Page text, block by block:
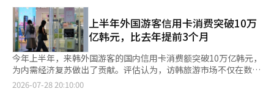
旅游生态系统的核心。作为一个以销售为使命的公共机构并不多
见，因此公社需要超越宣传，拓展为销售机构。” ◆ “不是宣
传，而是销售”……扩大市场以推动基础设施 朴成赫将自己在民
间积累的营销经验应用于公社的工作中。 “在民间，基础设施建
成后不会无条件等待顾客的到来。我在地方走访时，听到最多的一
句话就是‘只有游客来了，交通才会改善，住宿设施才会建
设’。” 他将3000万的目标比作保龄球的中间瓶，强调必须明确
中心目标，才能带动其他成果的跟进。 今年，来韩旅游市场持续
会议。 爱知·名古屋亚运会将于9月19日至10月4日举行，预计将
有来自45个国家的1万5000余名运动员参赛。韩国将派出1100余
名运动员参加41个项目。紧接着，亚残运会将于10月18日至24日
举行，预计将有来自45个国家的4000余名运动员参赛，韩国将参
加18个项目，共计300余名运动员。 此次第一次会议将综合检查运
动员队伍的竞技状态和安全保障，确保比赛准备情况和支持现状。
特别是本次比赛将在爱知、东京、静冈等5个合作区域（集群）分
散举行，爱知县内也将分为名古屋市和知多市等5个区域。考虑到
上半年外国游客信用卡消费突破10万
亿韩元，比去年提前3个月
今年上半年，来韩外国游客的国内信用卡消费额突破10万亿韩元，
为内需经济复苏做出了贡献。评估认为，访韩旅游市场不仅在数量
上扩张，在旅游消费和地区访问率等质量方面也显示出显著增长。
2026-07-28 20:10:00